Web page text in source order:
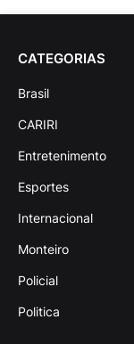
CATEGORIAS
Brasil
CARIRI
Entretenimento
Esportes
Internacional
Monteiro
Policial
Politica